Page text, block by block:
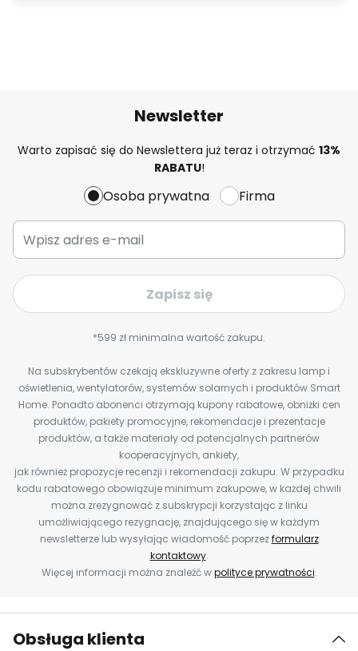
Newsletter
Warto zapisać się do Newslettera już teraz i otrzymać 13%
RABATU!
Osoba prywatna Firma
Zapisz się
*599 zł minimalna wartość zakupu.
Na subskrybentów czekają ekskluzywne oferty z zakresu lamp i
oświetlenia, wentylatorów, systemów solarnych i produktów Smart
Home. Ponadto abonenci otrzymają kupony rabatowe, obniżki cen
produktów, pakiety promocyjne, rekomendacje i prezentacje
produktów, a także materiały od potencjalnych partnerów
kooperacyjnych, ankiety,
jak również propozycje recenzji i rekomendacji zakupu. W przypadku
kodu rabatowego obowiązuje minimum zakupowe, w każdej chwili
można zrezygnować z subskrypcji korzystając z linku
umożliwiającego rezygnację, znajdującego się w każdym
newsletterze lub wysyłając wiadomość poprzezformularz
kontaktowy.
Więcej informacji można znaleźć wpolityce prywatności.
Obsługa klienta